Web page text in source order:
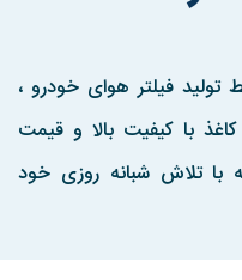
فیلتر هوای خودرو ،
با کیفیت بالا و قیمت
سال است که با تلاش شبانه روزی خود